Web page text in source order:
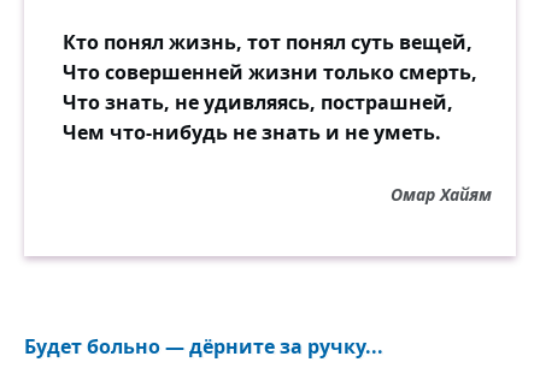
Кто понял жизнь, тот понял суть вещей,
Что совершенней жизни только смерть,
Что знать, не удивляясь, пострашней,
Чем что-нибудь не знать и не уметь.
Омар Хайям
Будет больно — дёрните за ручку...